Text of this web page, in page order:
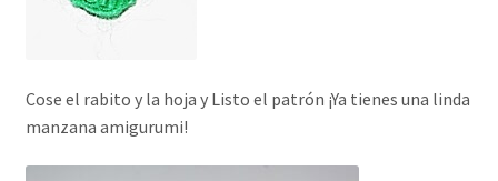
Cose el rabito y la hoja y Listo el patrón ¡Ya tienes una linda
manzana amigurumi!